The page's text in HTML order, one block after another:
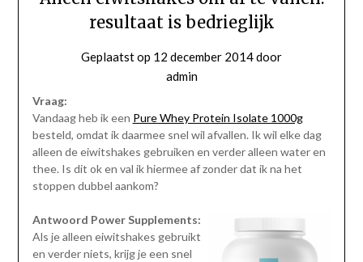
resultaat is bedrieglijk
Geplaatst op 12 december 2014door
admin
Vraag:
Vandaag heb ik een Pure Whey Protein Isolate 1000g
besteld, omdat ik daarmee snel wil afvallen. Ik wil elke dag
alleen de eiwitshakes gebruiken en verder alleen water en
thee. Is dit ok en val ik hiermee af zonder dat ik na het
stoppen dubbel aankom?
Antwoord Power Supplements:
Als je alleen eiwitshakes gebruikt
en verder niets, krijg je een snel